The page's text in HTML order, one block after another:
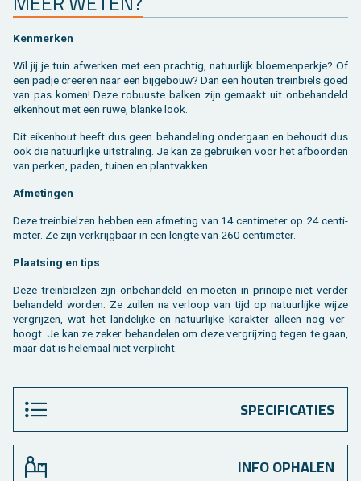
Ken­mer­ken
Wil jij je tuin af­wer­ken met een prach­tig, na­tuur­lijk bloe­men­perk­je? Of
een padje creëren naar een bij­ge­bouw? Dan een hou­ten trein­biels goed
van pas komen! Deze ro­buus­te bal­ken zijn ge­maakt uit on­be­han­deld
ei­ken­hout met een ruwe, blan­ke look.
Dit ei­ken­hout heeft dus geen be­han­de­ling on­der­gaan en be­houdt dus
ook die na­tuur­lij­ke uit­stra­ling. Je kan ze ge­brui­ken voor het af­boor­den
van per­ken, paden, tui­nen en plant­vak­ken.
Af­me­tin­gen
Deze trein­biel­zen heb­ben een af­me­ting van 14 cen­ti­me­ter op 24 cen­ti­
me­ter. Ze zijn ver­krijg­baar in een leng­te van 260 cen­ti­me­ter.
Plaat­sing en tips
Deze trein­biel­zen zijn on­be­han­deld en moe­ten in prin­ci­pe niet ver­der
be­han­deld wor­den. Ze zul­len na ver­loop van tijd op na­tuur­lij­ke wijze
ver­grij­zen, wat het lan­de­lij­ke en na­tuur­lij­ke ka­rak­ter al­leen nog ver­
hoogt. Je kan ze zeker be­han­de­len om deze ver­grij­zing tegen te gaan,
maar dat is he­le­maal niet ver­plicht.
SPECIFICATIES
INFO OPHALEN